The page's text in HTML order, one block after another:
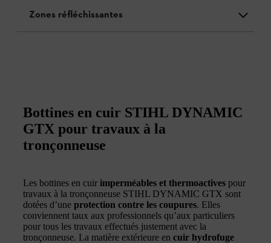
Zones réfléchissantes
Bottines en cuir STIHL DYNAMIC
GTX pour travaux à la
tronçonneuse
Les bottines en cuir imperméables et thermoactives pour
travaux à la tronçonneuse STIHL DYNAMIC GTX sont
dotées d’une protection contre les coupures. Elles
conviennent taux aux professionnels qu’aux particuliers
pour tous les travaux effectués justement avec la
tronçonneuse. La matière extérieure en cuir hydrofuge